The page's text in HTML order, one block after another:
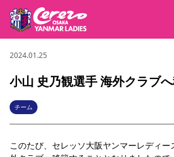
試合・チーム
試合について
試合日程 / 結果 順位表
チームについて
観戦する
チケット
クラブを知る
2024.01.25
小山 史乃観選手 海外クラブ
チーム
このたび、セレッソ大阪ヤンマーレディ